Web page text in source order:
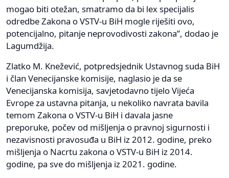
mogao biti otežan, smatramo da bi lex specijalis
odredbe Zakona o VSTV-u BiH mogle riješiti ovo,
potencijalno, pitanje neprovodivosti zakona”, dodao je
Lagumdžija.
Zlatko M. Knežević, potpredsjednik Ustavnog suda BiH
i član Venecijanske komisije, naglasio je da se
Venecijanska komisija, savjetodavno tijelo Vijeća
Evrope za ustavna pitanja, u nekoliko navrata bavila
temom Zakona o VSTV-u BiH i davala jasne
preporuke, počev od mišljenja o pravnoj sigurnosti i
nezavisnosti pravosuđa u BiH iz 2012. godine, preko
mišljenja o Nacrtu zakona o VSTV-u BiH iz 2014.
godine, pa sve do mišljenja iz 2021. godine.